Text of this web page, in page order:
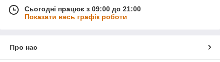
Сьогодні працює з 09:00 до 21:00
Показати весь графік роботи
Про нас